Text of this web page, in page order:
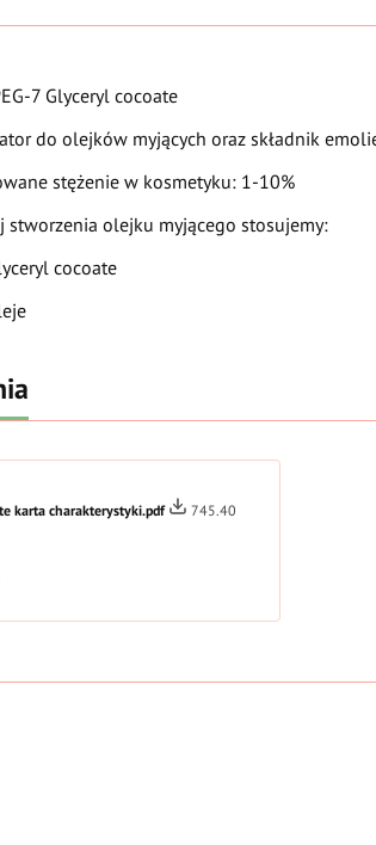
7 Glyceryl cocoate
do olejków myjących oraz składnik
stężenie w kosmetyku: 1-10%
stworzenia olejku myjącego stosujemy:
cocoate
karta charakterystyki.pdf
745.40